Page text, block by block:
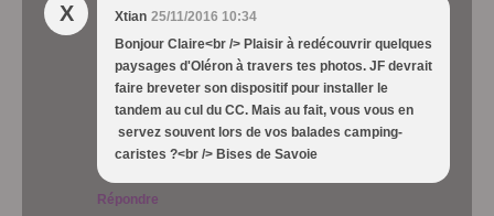
X Xtian 25/11/2016 10:34
Bonjour Claire<br /> Plaisir à redécouvrir quelques
paysages d'Oléron à travers tes photos. JF devrait
faire breveter son dispositif pour installer le
tandem au cul du CC. Mais au fait, vous vous en
servez souvent lors de vos balades camping-
caristes ?<br /> Bises de Savoie
Répondre